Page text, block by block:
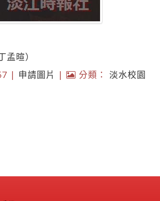
暄）
| 申請圖片 | 分類： 淡水校園